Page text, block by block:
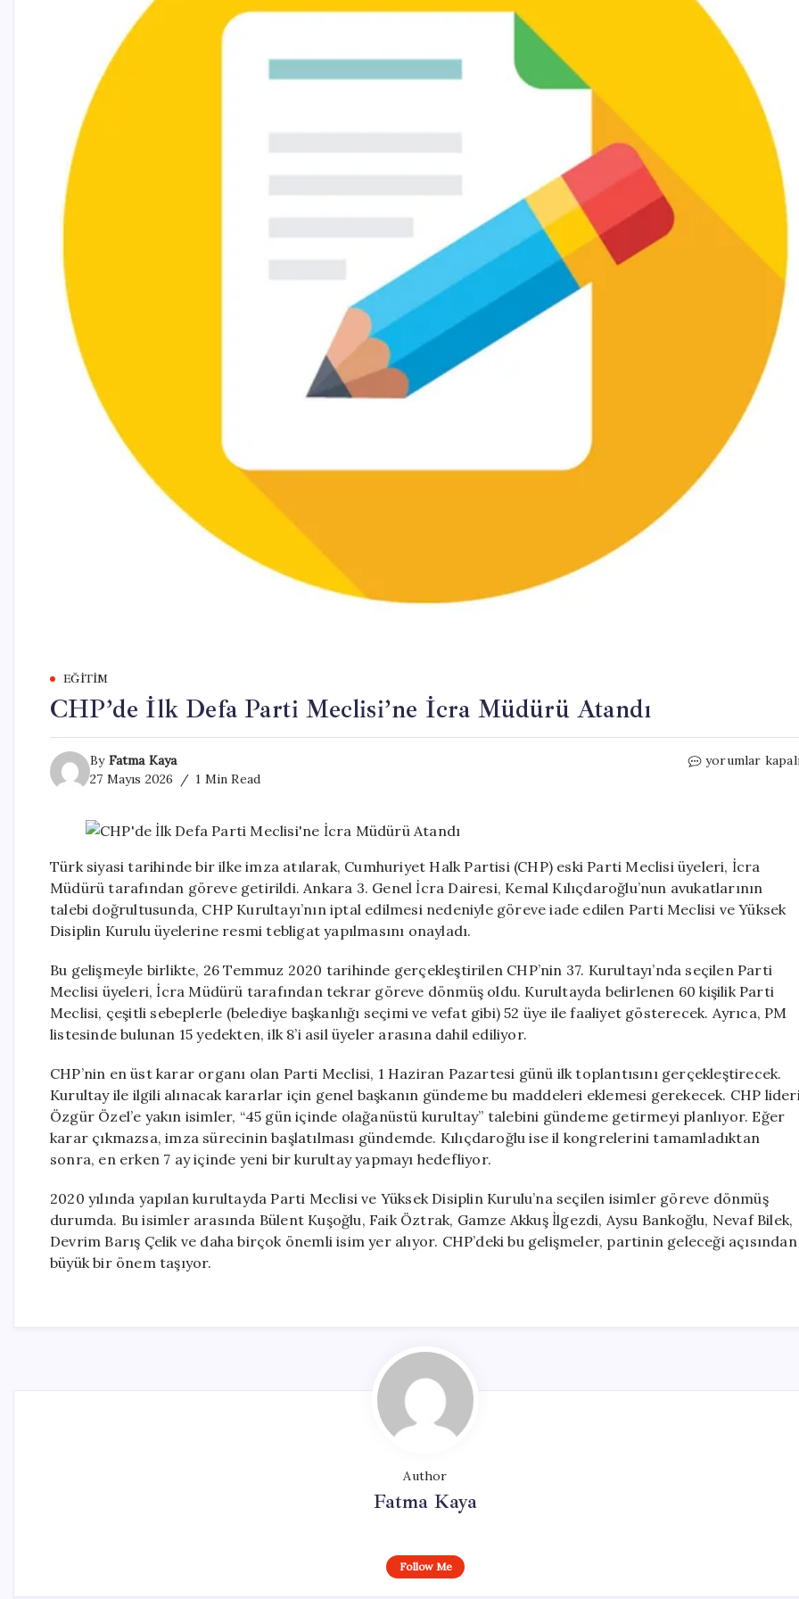
EĞITIM
CHP’de İlk Defa Parti Meclisi’ne İcra Müdürü Atandı
By Fatma Kaya
27 Mayıs 2026
1 Min Read
CHP’de
Müdürü
Atandı
için
yorumlar
Türk siyasi tarihinde bir ilke imza atılarak, Cumhuriyet Halk Partisi (CHP) eski Parti Meclisi üyeleri, İcra
Müdürü tarafından göreve getirildi. Ankara 3. Genel İcra Dairesi, Kemal Kılıçdaroğlu’nun avukatlarının
talebi doğrultusunda, CHP Kurultayı’nın iptal edilmesi nedeniyle göreve iade edilen Parti Meclisi ve Yüksek
Disiplin Kurulu üyelerine resmi tebligat yapılmasını onayladı.
Bu gelişmeyle birlikte, 26 Temmuz 2020 tarihinde gerçekleştirilen CHP’nin 37. Kurultayı’nda seçilen Parti
Meclisi üyeleri, İcra Müdürü tarafından tekrar göreve dönmüş oldu. Kurultayda belirlenen 60 kişilik Parti
Meclisi, çeşitli sebeplerle (belediye başkanlığı seçimi ve vefat gibi) 52 üye ile faaliyet gösterecek. Ayrıca, PM
listesinde bulunan 15 yedekten, ilk 8’i asil üyeler arasına dahil ediliyor.
CHP’nin en üst karar organı olan Parti Meclisi, 1 Haziran Pazartesi günü ilk toplantısını gerçekleştirecek.
Kurultay ile ilgili alınacak kararlar için genel başkanın gündeme bu maddeleri eklemesi gerekecek. CHP
Özgür Özel’e yakın isimler, “45 gün içinde olağanüstü kurultay” talebini gündeme getirmeyi planlıyor. Eğer
karar çıkmazsa, imza sürecinin başlatılması gündemde. Kılıçdaroğlu ise il kongrelerini tamamladıktan
sonra, en erken 7 ay içinde yeni bir kurultay yapmayı hedefliyor.
2020 yılında yapılan kurultayda Parti Meclisi ve Yüksek Disiplin Kurulu’na seçilen isimler göreve dönmüş
durumda. Bu isimler arasında Bülent Kuşoğlu, Faik Öztrak, Gamze Akkuş İlgezdi, Aysu Bankoğlu, Nevaf Bilek,
Devrim Barış Çelik ve daha birçok önemli isim yer alıyor. CHP’deki bu gelişmeler, partinin geleceği açısından
büyük bir önem taşıyor.
Author
Fatma Kaya
Follow Me